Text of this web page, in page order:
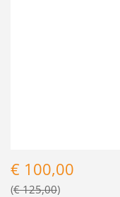
€ 100,00
€ 125,00